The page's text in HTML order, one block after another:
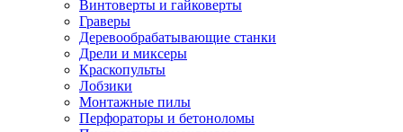
Винтоверты и гайковерты
Граверы
Деревообрабатывающие станки
Дрели и миксеры
Краскопульты
Лобзики
Монтажные пилы
Перфораторы и бетоноломы